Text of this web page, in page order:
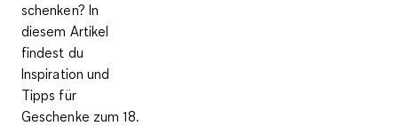
schenken? In
diesem Artikel
findest du
Inspiration und
Tipps für
Geschenke zum 18.